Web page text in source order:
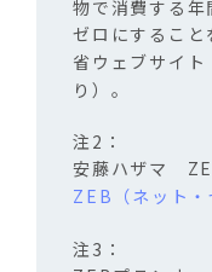
物で消費する年
ゼロにするこ
省ウェブサイト
り）。
安藤ハザマ
ZEB（ネット・